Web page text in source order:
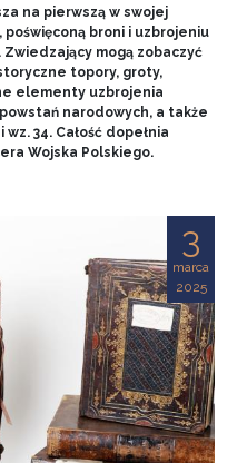
na pierwszą w swojej
broni i uzbrojeniu
mogą zobaczyć
topory, groty,
elementy uzbrojenia
narodowych, a także
34. Całość dopełnia
Wojska Polskiego.
3
marca
2025